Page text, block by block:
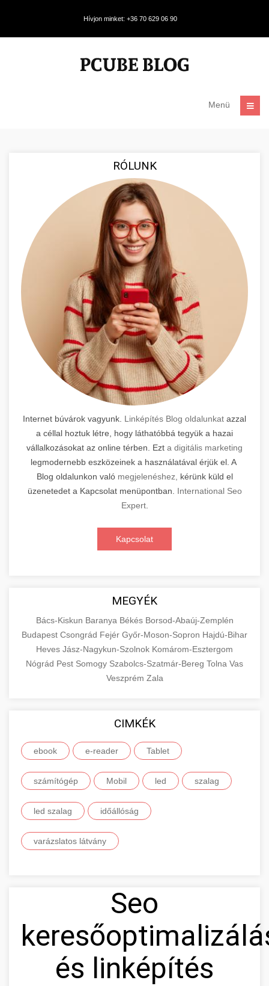
Hívjon minket: +36 70 629 06 90
Menü
RÓLUNK
Internet búvárok vagyunk. Linképítés Blog oldalunkat azzal
a céllal hoztuk létre, hogy láthatóbbá tegyük a hazai
vállalkozásokat az online térben. Ezt a digitális marketing
legmodernebb eszközeinek a használatával érjük el. A
Blog oldalunkon való megjelenéshez,
kérünk küld el
üzenetedet a Kapcsolat menüpontban. International Seo
Expert.
Kapcsolat
MEGYÉK
Bács-Kiskun Baranya Békés Borsod-Abaúj-Zemplén
Budapest Csongrád Fejér Győr-Moson-Sopron Hajdú-Bihar
Heves Jász-Nagykun-Szolnok Komárom-Esztergom
Nógrád Pest Somogy Szabolcs-Szatmár-Bereg Tolna Vas
Veszprém Zala
CIMKÉK
ebook e-reader Tablet
számítógép Mobil led szalag
led szalag időállóság
varázslatos látvány
Seo
és linképítés